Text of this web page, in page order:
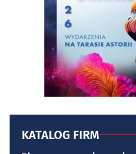
KATALOG FIRM